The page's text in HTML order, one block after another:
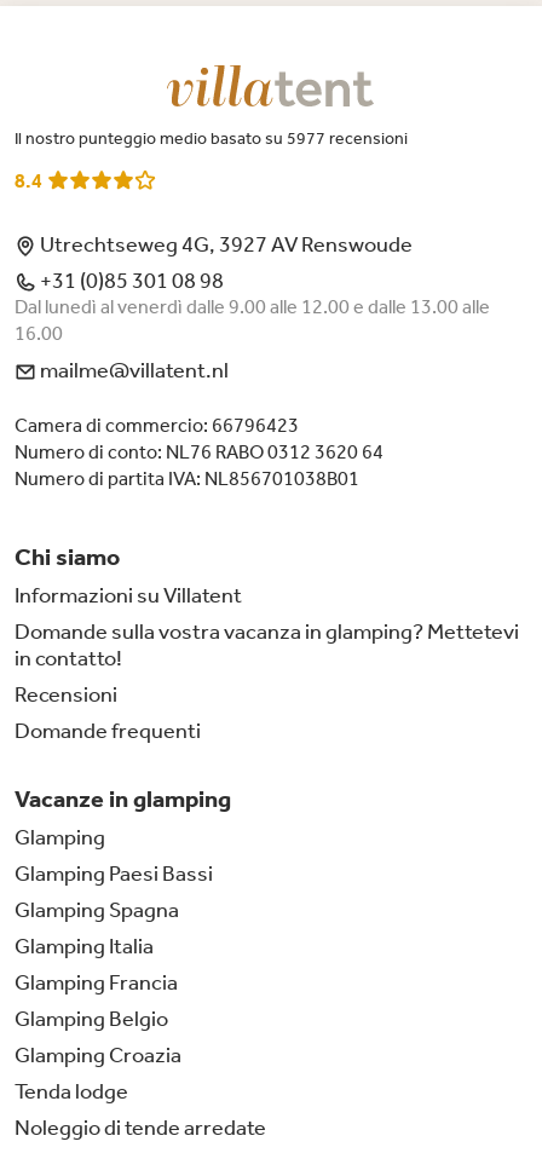
Il nostro punteggio medio basato su 5977 recensioni
8.4
Utrechtseweg 4G, 3927 AV Renswoude
+31 (0)85 301 08 98
Dal lunedì al venerdì dalle 9.00 alle 12.00 e dalle 13.00 alle
16.00
mailme@villatent.nl
Camera di commercio: 66796423
Numero di conto: NL76 RABO 0312 3620 64
Numero di partita IVA: NL856701038B01
Chi siamo
Informazioni su Villatent
Domande sulla vostra vacanza in glamping? Mettetevi
in contatto!
Recensioni
Domande frequenti
Vacanze in glamping
Glamping
Glamping Paesi Bassi
Glamping Spagna
Glamping Italia
Glamping Francia
Glamping Belgio
Glamping Croazia
Tenda lodge
Noleggio di tende arredate